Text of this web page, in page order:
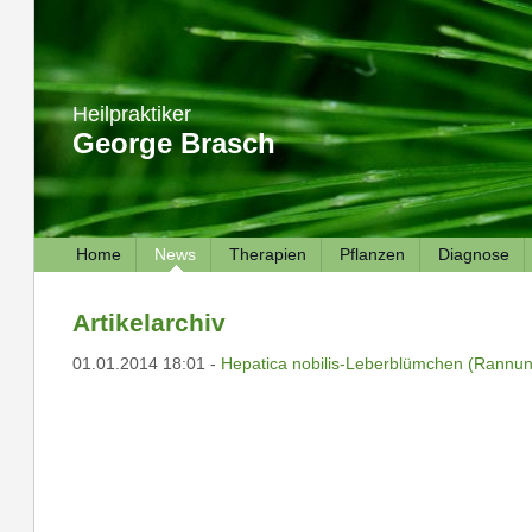
Heilpraktiker
George Brasch
Home News Therapien Pflanzen Diagnose
Artikelarchiv
01.01.2014 18:01 - Hepatica nobilis-Leberblümchen